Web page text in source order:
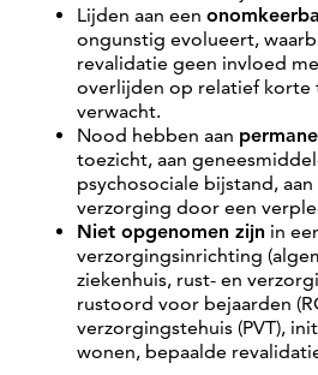
Lijden aan een
ongunstig evolueert,
revalidatie geen invloed
overlijden op relatief
verwacht.
Nood hebben aan
toezicht, aan
psychosociale bijstand,
verzorging door een
Niet opgenomen zijn in
verzorgingsinrichting
ziekenhuis, rust- en
rustoord voor bejaarden
verzorgingstehuis (PVT),
wonen, bepaalde